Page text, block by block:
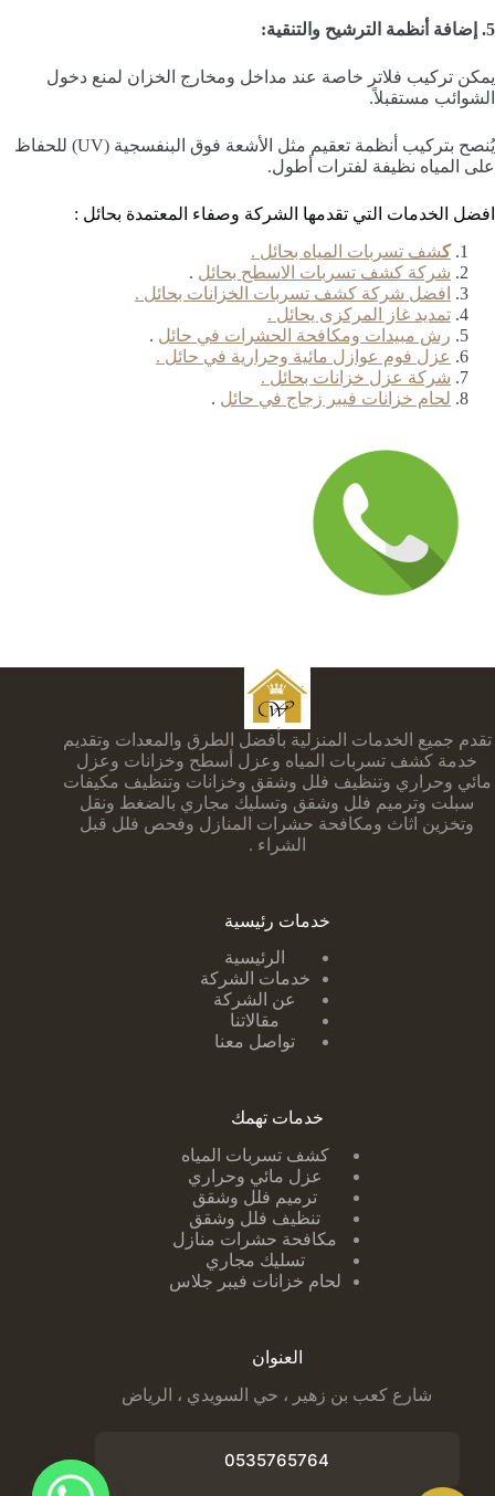
5. إضافة أنظمة الترشيح والتنقية:
يمكن تركيب فلاتر خاصة عند مداخل ومخارج الخزان لمنع دخول
الشوائب مستقبلاً.
يُنصح بتركيب أنظمة تعقيم مثل الأشعة فوق البنفسجية (UV) للحفاظ
على المياه نظيفة لفترات أطول.
افضل الخدمات التي تقدمها الشركة وصفاء المعتمدة بحائل :
كشف تسربات المياه بحائل .
شركة كشف تسربات الاسطح بحائل .
افضل شركة كشف تسربات الخزانات بحائل .
تمديد غاز المركزى يحائل .
رش مبيدات ومكافحة الحشرات في حائل .
عزل فوم عوازل مائية وحرارية في حائل .
شركة عزل خزانات بحائل .
لحام خزانات فيبر زجاج في حائل .
تقدم جميع الخدمات المنزلية بأفضل الطرق والمعدات وتقديم
خدمة كشف تسربات المياه وعزل أسطح وخزانات وعزل
مائي وحراري وتنظيف فلل وشقق وخزانات وتنظيف مكيفات
سبلت وترميم فلل وشقق وتسليك مجاري بالضغط ونقل
وتخزين اثاث ومكافحة حشرات المنازل وفحص فلل قبل
الشراء .
خدمات رئيسية
الرئيسية
خدمات الشركة
عن الشركة
مقالاتنا
تواصل معنا
خدمات تهمك
كشف تسربات ا لمياه
عزل مائي وحراري
ترميم فلل وشقق
تنظيف فلل وشقق
مكافحة حشرات منازل
تسليك مجاري
لحام خزانات فيبر جلاس
العنوان
شارع كعب بن زهير ، حي السويدي ، الرياض
0535765764